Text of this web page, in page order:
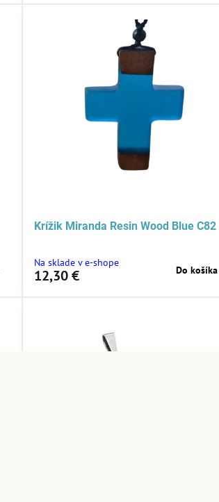
Krížik Miranda Resin Wood Blue C82
Na sklade v e-shope
12,30 € Do košíka